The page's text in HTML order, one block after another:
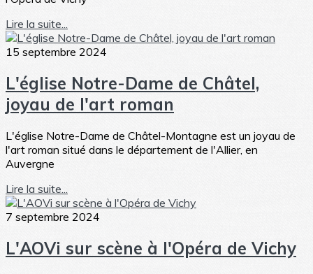
Lire la suite...
15 septembre 2024
L'église Notre-Dame de Châtel,
joyau de l'art roman
L'église Notre-Dame de Châtel-Montagne est un joyau de
l'art roman situé dans le département de l'Allier, en
Auvergne
Lire la suite...
7 septembre 2024
L'AOVi sur scène à l'Opéra de Vichy